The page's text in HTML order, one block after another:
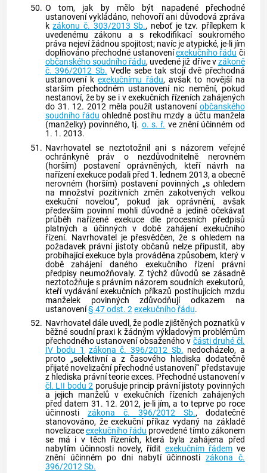
50. O tom, jak by mělo být napadené přechodné
ustanovení vykládáno, nehovoří ani důvodová zpráva
kzákonu č. 303/2013 Sb., neboť je tzv. přílepkem k
uvedenému zákonu a s rekodifikací soukromého
práva nejeví žádnou spojitost; navíc je atypické, je-li jím
doplňováno přechodné ustanoveníexekučního řádu či
občanského soudního řádu, uvedené již dříve vzákoně
č. 396/2012 Sb. Vedle sebe tak stojí dvě přechodná
ustanovení kexekučnímu řádu, avšak to novější na
starším přechodném ustanovení nic nemění, pokud
nestanoví, že by se i v exekučních řízeních zahájených
do 31. 12. 2012 měla použít ustanovení občanského
soudního řádu ohledně postihu mzdy a účtu manžela
(manželky) povinného, tj. o. s. ř. ve znění účinném od
1. 1. 2013.
51. Navrhovatel se neztotožnil ani s názorem veřejné
ochránkyně práv o nezdůvodnitelně nerovném
(horším) postavení oprávněných, kteří návrh na
nařízeníexekucepodali před 1. lednem 2013, a obecně
nerovném (horším) postavení povinných „s ohledem
na množství pozitivních změn zakotvených velkou
exekuční novelou“, pokud jak oprávnění, avšak
především povinní mohli důvodně a jedině očekávat
průběh nařízené exekuce dle procesních předpisů
platných a účinných v době zahájení exekučního
řízení. Navrhovatel je přesvědčen, že s ohledem na
požadavek právní jistoty občanů nelze připustit, aby
probíhajícíexekuce byla prováděna způsobem, který v
době zahájení daného exekučního řízení právní
předpisy neumožňovaly. Z týchž důvodů se zásadně
neztotožňuje s právním názorem soudních exekutorů,
kteří vydáváníexekučních příkazů postihujících mzdu
manželek povinných zdůvodňují odkazem na
ustanovení§ 47 odst. 2exekučního řádu.
52. Navrhovatel dále uvedl, že podle zjištěných poznatků v
běžné soudní praxi k žádným výkladovým problémům
přechodného ustanovení obsaženého v části druhé čl.
IV bodu 1 zákona č. 396/2012 Sb. nedocházelo, a
proto „selektivní a z časového hlediska dodatečně
přijaté novelizační přechodné ustanovení“ představuje
z hlediska právní teorie exces. Přechodné ustanovení v
čl. LII bodu 2 porušuje princip právní jistoty povinných
a jejich manželů v exekučních řízeních zahájených
před datem 31. 12. 2012, je-li jím, a to teprve po roce
účinnosti zákona č. 396/2012 Sb., dodatečně
stanovováno, žeexekuční příkaz vydaný na základě
novelizaceexekučního řádu provedené tímto zákonem
se má i v těch řízeních, která byla zahájena před
nabytím účinnosti novely, říditexekučním řádemve
znění účinném po dni nabytí účinnostizákona č.
396/2012 Sb.